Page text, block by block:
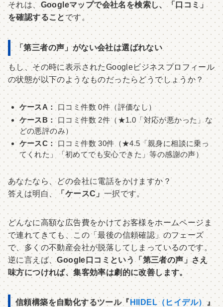
それは、Googleマップで会社名を検索し、「口コミ」
を確認することです。
「第三者の声」がない会社は選ばれない
もし、その時に表示されたGoogleビジネスプロフィール
の状態が以下のようなものだったらどうでしょうか？
ケースA：
口コミ件数 0件（評価なし）
ケースB：口コミ件数 2件（★1.0「対応が悪かった」な
どの悪評のみ）
ケースC：口コミ件数 30件（★4.5「親身に相談に乗っ
てくれた」「初めてでも安心できた」等の感謝の声）
あなたなら、どの会社に電話をかけますか？
答えは明白、 「ケースC」一択です。
どんなに高額な広告費をかけてお客様をホームページま
で連れてきても、この「最後の信頼確認」のフェーズ
で、多くの不動産会社が脱落してしまっているのです。
逆に言えば、Google口コミという「第三者の声」さえ
味方につければ、集客効率は劇的に改善します。
信頼構築を自動化するツール『 HIIDEL（ヒイデル） 』